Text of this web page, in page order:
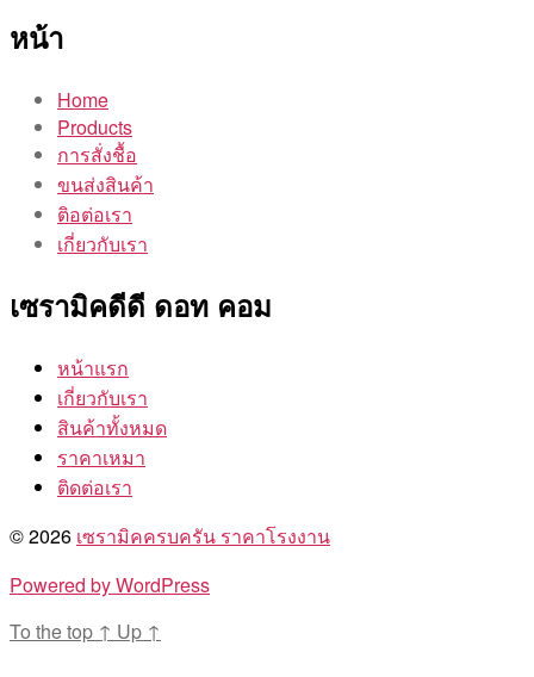
หน้า
Home
Products
การสั่งชื้อ
ขนส่งสินค้า
ติอต่อเรา
เกี่ยวกับเรา
เซรามิคดีดี ดอท คอม
หน้าแรก
เกี่ยวกับเรา
สินค้าทั้งหมด
ราคาเหมา
ติดต่อเรา
© 2026 เซรามิคครบครัน ราคาโรงงาน
Powered by WordPress
To the top ↑ Up ↑